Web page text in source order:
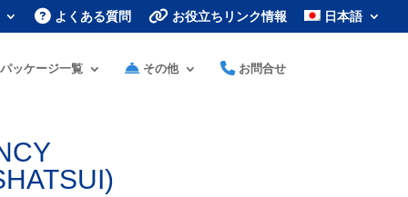
よくある質問 お役立ちリンク情報 日本語
ッケージ一覧 その他 お問合せ